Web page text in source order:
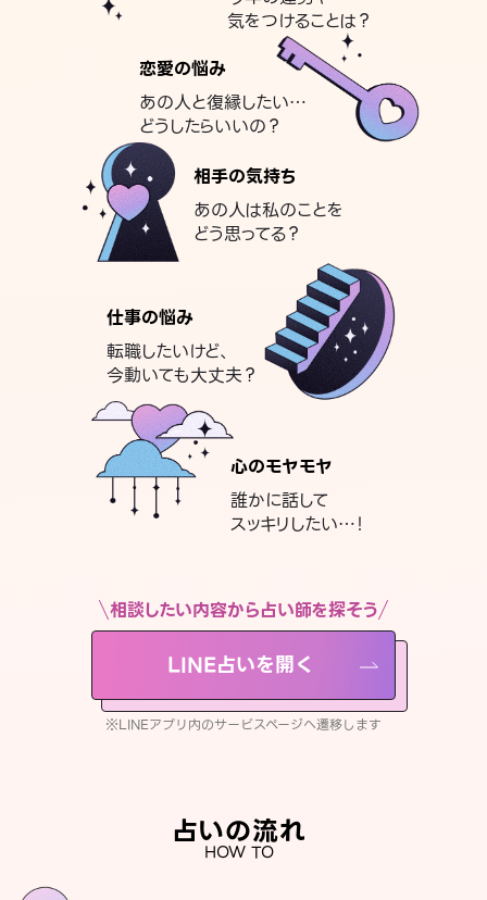
気をつけることは？
恋愛の悩み
あの人と復縁したい…
どうしたらいいの？
相手の気持ち
あの人は私のことを
どう思ってる？
仕事の悩み
転職したいけど、
今動いても大丈夫？
心のモヤモヤ
誰かに話して
スッキリしたい…！
相談したい内容から占い師を探そう
LINE占いを開く
※LINEアプリ内のサービスページへ遷移します
占いの流れ
HOW TO